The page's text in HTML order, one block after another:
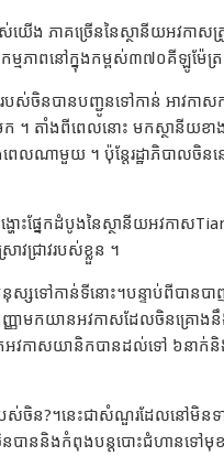
ើង ភាគច្រើននៃស្ថានីយអវកាសត្
ម្មភាពនៅក្នុងកម្ពស់៣៧០គីឡូម៉ែត្
ស់ចិនបានបញ្ជូនទៅកាន់ អាវកាស
ក ។ តាំងពីពេលនោះ មកស្ថានីយខ
លណាមួយ ។ ប៉ុន្តែរដ្ឋាភិបាលចិននៅ
ោះផ្នែកដំបូងនៃស្ថានីយអវកាស
ាវជ្រាវរបស់ខ្លួន ។
នុស្សទៅកាន់ទីនោះ។បន្ទាប់ពីបាន
មកយានអវកាសដែលចិនគ្រោងនឹង
វកាសយានិកបានដល់ទៅ ៦នាក់និង
របស់ចិន?។នេះជាសំណួរដែលនៅមិនទ
ាននិងកំពុងបន្តបោះជំហានទៅមុខ